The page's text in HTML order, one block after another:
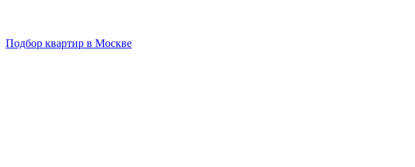
Подбор квартир в Москве